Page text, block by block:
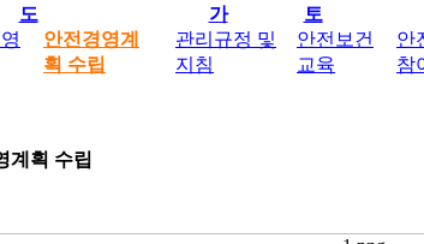
도
가
토
안전경영계
획 수립
관리규정 및
지침
안전보건
교육
안
참
계획 수립